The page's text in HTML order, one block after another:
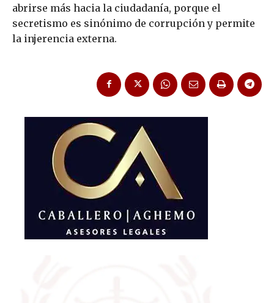
abrirse más hacia la ciudadanía, porque el
secretismo es sinónimo de corrupción y permite
la injerencia externa.